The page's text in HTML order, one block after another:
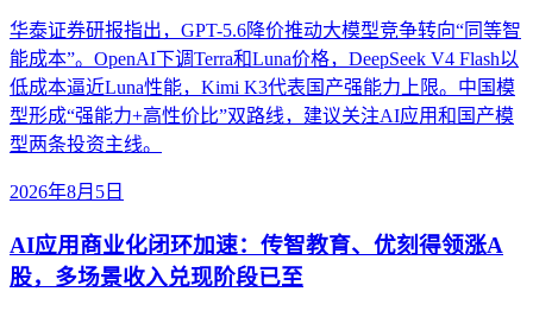
华泰证券研报指出，GPT-5.6降价推动大模型竞争转向“同等智
能成本”。OpenAI下调Terra和Luna价格，DeepSeek V4 Flash以
低成本逼近Luna性能，Kimi K3代表国产强能力上限。中国模
型形成“强能力+高性价比”双路线，建议关注AI应用和国产模
型两条投资主线。
2026年8月5日
AI应用商业化闭环加速：传智教育、优刻得领涨A
股，多场景收入兑现阶段已至